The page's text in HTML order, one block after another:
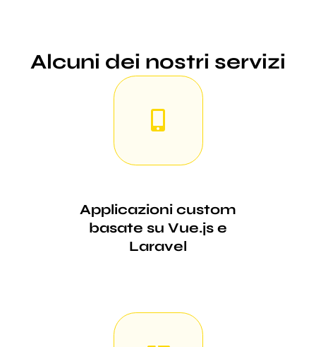
Alcuni dei nostri servizi
Applicazioni custom
basate su Vue.js e
Laravel